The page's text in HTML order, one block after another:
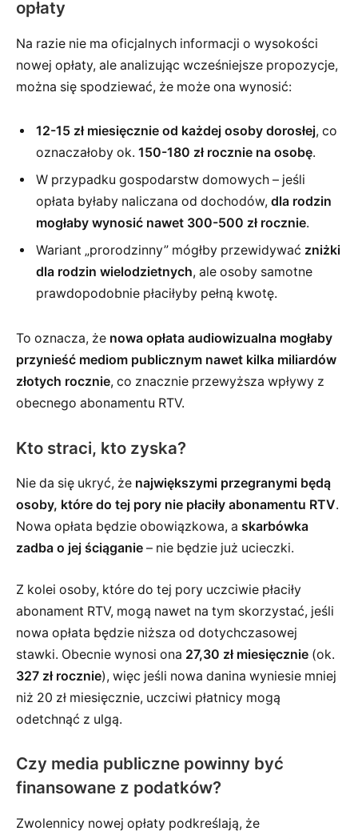
opłaty
Na razie nie ma oficjalnych informacji o wysokości
nowej opłaty, ale analizując wcześniejsze propozycje,
można się spodziewać, że może ona wynosić:
12-15 zł miesięcznie od każdej osoby dorosłej, co
oznaczałoby ok. 150-180 zł rocznie na osobę.
W przypadku gospodarstw domowych – jeśli
opłata byłaby naliczana od dochodów, dla rodzin
mogłaby wynosić nawet 300-500 zł rocznie.
Wariant „prorodzinny” mógłby przewidywać zniżki
dla rodzin wielodzietnych, ale osoby samotne
prawdopodobnie płaciłyby pełną kwotę.
To oznacza, że nowa opłata audiowizualna mogłaby
przynieść mediom publicznym nawet kilka miliardów
złotych rocznie, co znacznie przewyższa wpływy z
obecnego abonamentu RTV.
Kto straci, kto zyska?
Nie da się ukryć, że największymi przegranymi będą
osoby, które do tej pory nie płaciły abonamentu RTV.
Nowa opłata będzie obowiązkowa, a skarbówka
zadba o jej ściąganie – nie będzie już ucieczki.
Z kolei osoby, które do tej pory uczciwie płaciły
abonament RTV, mogą nawet na tym skorzystać, jeśli
nowa opłata będzie niższa od dotychczasowej
stawki. Obecnie wynosi ona 27,30 zł miesięcznie (ok.
327 zł rocznie), więc jeśli nowa danina wyniesie mniej
niż 20 zł miesięcznie, uczciwi płatnicy mogą
odetchnąć z ulgą.
Czy media publiczne powinny być
finansowane z podatków?
Zwolennicy nowej opłaty podkreślają, że